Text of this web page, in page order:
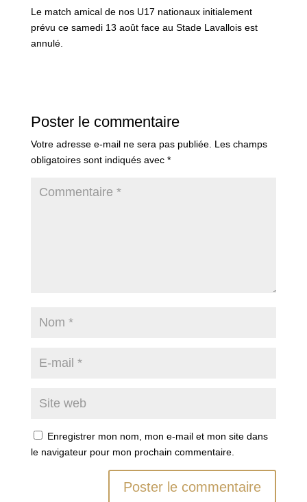
Le match amical de nos U17 nationaux initialement
prévu ce samedi 13 août face au Stade Lavallois est
annulé.
Poster le commentaire
Votre adresse e-mail ne sera pas publiée. Les champs
obligatoires sont indiqués avec *
Enregistrer mon nom, mon e-mail et mon site dans
le navigateur pour mon prochain commentaire.